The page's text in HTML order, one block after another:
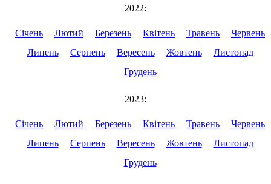
2022:
Січень Лютий Березень Квітень Травень
Червень
Липень
Серпень Вересень Жовтень
Листопад
Грудень
2023:
Січень Лютий Березень Квітень Травень
Червень
Липень
Серпень Вересень Жовтень
Листопад
Грудень